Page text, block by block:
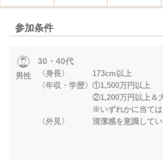
参加条件
男性
30・40代
〈身長〉 173cm以上
〈年収・学歴〉①1,500万円以上
②1,200万円以上＆大
※いずれかに当てはま
〈外見〉 清潔感を意識してい